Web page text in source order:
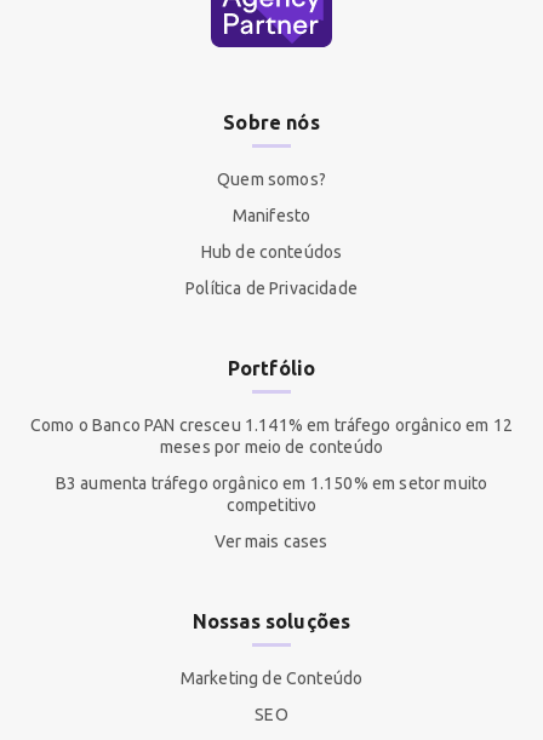
Sobre nós
Quem somos?
Manifesto
Hub de conteúdos
Política de Privacidade
Portfólio
Como o Banco PAN cresceu 1.141% em tráfego orgânico em 12
meses por meio de conteúdo
B3 aumenta tráfego orgânico em 1.150% em setor muito
competitivo
Ver mais cases
Nossas soluções
Marketing de Conteúdo
SEO